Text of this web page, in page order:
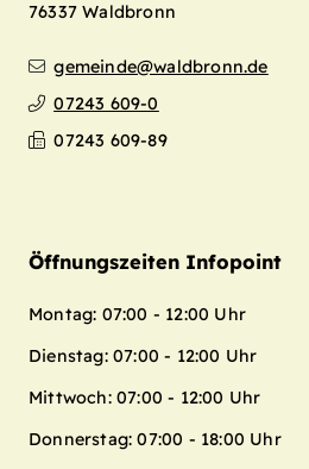
76337 Waldbronn
gemeinde@waldbronn.de
07243 609-0
07243 609-89
Öffnungszeiten Infopoint
Montag: 07:00 - 12:00 Uhr
Dienstag: 07:00 - 12:00 Uhr
Mittwoch: 07:00 - 12:00 Uhr
Donnerstag: 07:00 - 18:00 Uhr